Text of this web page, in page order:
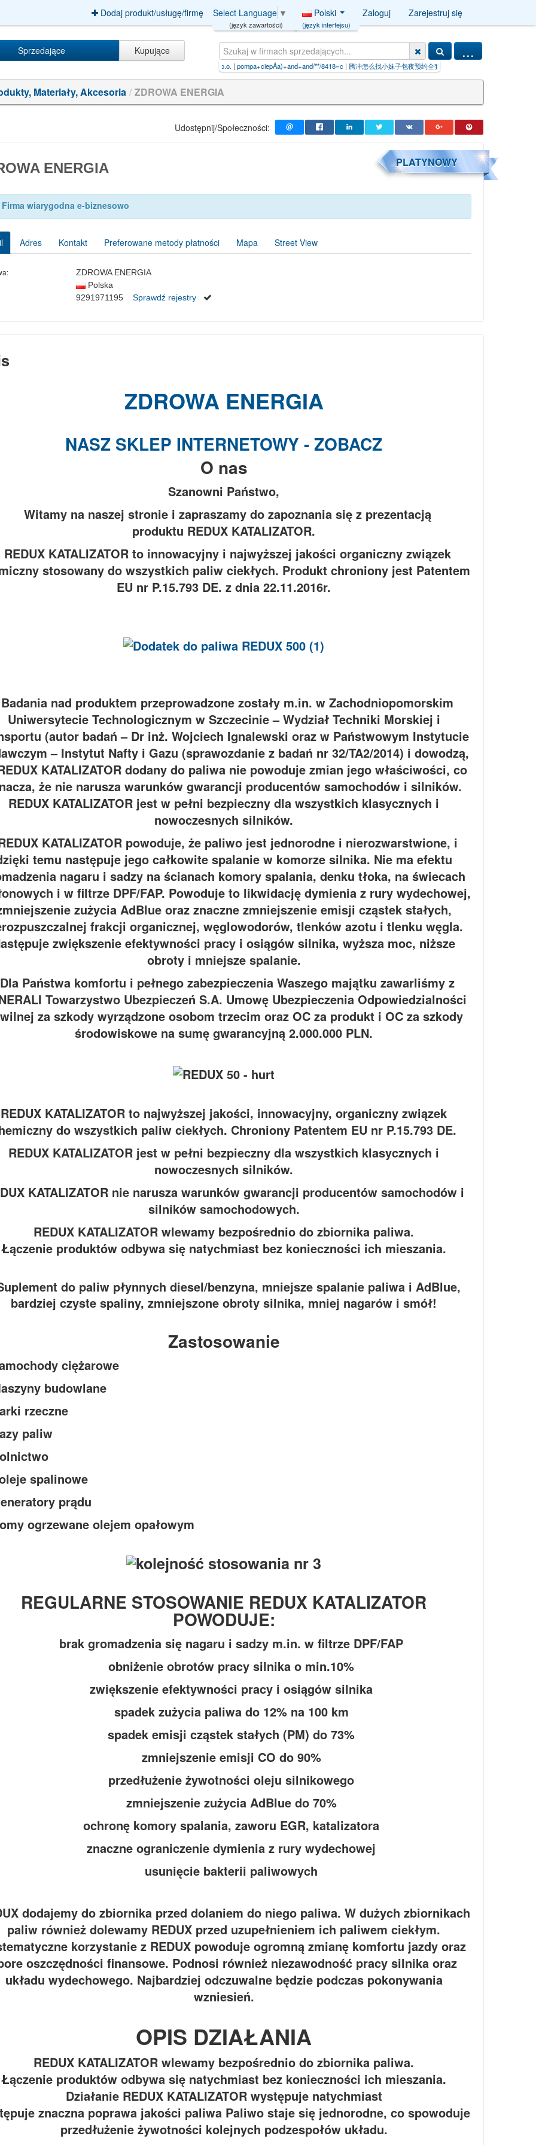
Dodaj produkt/usługę/firmę Select Language ▼
(język zawartości)
Polski
(język interfejsu)
Zaloguj Zarejestruj się
Sprzedające Kupujące ...
pompa+ciepÅa)+and+and/**/8418=c|腾冲怎么找小妹子包夜预约全套服务（约炮工作室網址→ye757.c
Materiały, Akcesoria / ZDROWA ENERGIA
Udostępnij/Społeczności:
PLATYNOWY
ENERGIA
Firma wiarygodna e-biznesowo
Adres Kontakt Preferowane metody płatności Mapa Street View
ZDROWA ENERGIA
Polska
9291971195 Sprawdź rejestry
ZDROWA ENERGIA
NASZ SKLEP INTERNETOWY - ZOBACZ
O nas
Szanowni Państwo,
Witamy na naszej stronie i zapraszamy do zapoznania się z prezentacją
produktu REDUX KATALIZATOR.
KATALIZATOR to innowacyjny i najwyższej jakości organiczny związek
stosowany do wszystkich paliw ciekłych. Produkt chroniony jest Patentem
EU nr P.15.793 DE. z dnia 22.11.2016r.
nad produktem przeprowadzone zostały m.in. w Zachodniopomorskim
Uniwersytecie Technologicznym w Szczecinie – Wydział Techniki Morskiej i
(autor badań – Dr inż. Wojciech Ignalewski oraz w Państwowym Instytucie
– Instytut Nafty i Gazu (sprawozdanie z badań nr 32/TA2/2014) i dowodzą,
KATALIZATOR dodany do paliwa nie powoduje zmian jego właściwości, co
że nie narusza warunków gwarancji producentów samochodów i silników.
REDUX KATALIZATOR jest w pełni bezpieczny dla wszystkich klasycznych i
nowoczesnych silników.
KATALIZATOR powoduje, że paliwo jest jednorodne i nierozwarstwione, i
temu następuje jego całkowite spalanie w komorze silnika. Nie ma efektu
nagaru i sadzy na ścianach komory spalania, denku tłoka, na świecach
i w filtrze DPF/FAP. Powoduje to likwidację dymienia z rury wydechowej,
zużycia AdBlue oraz znaczne zmniejszenie emisji cząstek stałych,
frakcji organicznej, węglowodorów, tlenków azotu i tlenku węgla.
zwiększenie efektywności pracy i osiągów silnika, wyższa moc, niższe
obroty i mniejsze spalanie.
Państwa komfortu i pełnego zabezpieczenia Waszego majątku zawarliśmy z
Towarzystwo Ubezpieczeń S.A. Umowę Ubezpieczenia Odpowiedzialności
za szkody wyrządzone osobom trzecim oraz OC za produkt i OC za szkody
środowiskowe na sumę gwarancyjną 2.000.000 PLN.
REDUX KATALIZATOR to najwyższej jakości, innowacyjny, organiczny związek
do wszystkich paliw ciekłych. Chroniony Patentem EU nr P.15.793 DE.
REDUX KATALIZATOR jest w pełni bezpieczny dla wszystkich klasycznych i
nowoczesnych silników.
KATALIZATOR nie narusza warunków gwarancji producentów samochodów i
silników samochodowych.
REDUX KATALIZATOR wlewamy bezpośrednio do zbiornika paliwa.
Łączenie produktów odbywa się natychmiast bez konieczności ich mieszania.
Zastosowanie
ciężarowe
budowlane
rzeczne
paliw
spalinowe
prądu
ogrzewane olejem opałowym
REGULARNE STOSOWANIE REDUX KATALIZATOR
POWODUJE:
brak gromadzenia się nagaru i sadzy m.in. w filtrze DPF/FAP
obniżenie obrotów pracy silnika o min.10%
zwiększenie efektywności pracy i osiągów silnika
spadek zużycia paliwa do 12% na 100 km
spadek emisji cząstek stałych (PM) do 73%
zmniejszenie emisji CO do 90%
przedłużenie żywotności oleju silnikowego
zmniejszenie zużycia AdBlue do 70%
ochronę komory spalania, zaworu EGR, katalizatora
znaczne ograniczenie dymienia z rury wydechowej
usunięcie bakterii paliwowych
dodajemy do zbiornika przed dolaniem do niego paliwa. W dużych zbiornikach
paliw również dolewamy REDUX przed uzupełnieniem ich paliwem ciekłym.
korzystanie z REDUX powoduje ogromną zmianę komfortu jazdy oraz
oszczędności finansowe. Podnosi również niezawodność pracy silnika oraz
układu wydechowego. Najbardziej odczuwalne będzie podczas pokonywania
wzniesień.
OPIS DZIAŁANIA
REDUX KATALIZATOR wlewamy bezpośrednio do zbiornika paliwa.
Łączenie produktów odbywa się natychmiast bez konieczności ich mieszania.
Działanie REDUX KATALIZATOR występuje natychmiast
znaczna poprawa jakości paliwa Paliwo staje się jednorodne, co spowoduje
przedłużenie żywotności kolejnych podzespołów układu.